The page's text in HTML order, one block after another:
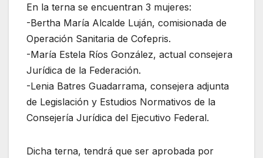
En la terna se encuentran 3 mujeres:
-Bertha María Alcalde Luján, comisionada de
Operación Sanitaria de Cofepris.
-María Estela Ríos González, actual consejera
Jurídica de la Federación.
-Lenia Batres Guadarrama, consejera adjunta
de Legislación y Estudios Normativos de la
Consejería Jurídica del Ejecutivo Federal.
Dicha terna, tendrá que ser aprobada por